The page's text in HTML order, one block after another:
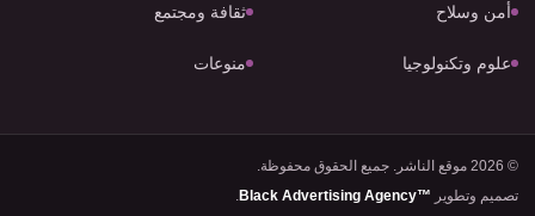
أمن وسلاح ثقافة ومجتمع
علوم وتكنولوجيا منوعات
© 2026 موقع الناشر. جميع الحقوق محفوظة.
تصميم وتطوير Black Advertising Agency™
.